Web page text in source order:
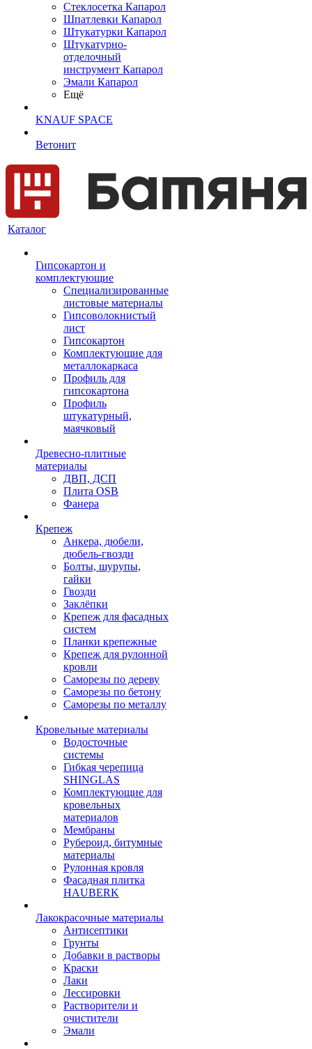
Cтеклосетка Капарол
Шпатлевки Капарол
Штукатурки Капарол
Штукатурно-
отделочный
инструмент Капарол
Эмали Капарол
Ещё
KNAUF SPACE
Ветонит
Каталог
Гипсокартон и
комплектующие
Специализированные
листовые материалы
Гипсоволокнистый
лист
Гипсокартон
Комплектующие для
металлокаркаса
Профиль для
гипсокартона
Профиль
штукатурный,
маячковый
Древесно-плитные
материалы
ДВП, ДСП
Плита OSB
Фанера
Крепеж
Анкера, дюбели,
дюбель-гвозди
Болты, шурупы,
гайки
Гвозди
Заклёпки
Крепеж для фасадных
систем
Планки крепежные
Крепеж для рулонной
кровли
Саморезы по дереву
Саморезы по бетону
Саморезы по металлу
Кровельные материалы
Водосточные
системы
Гибкая черепица
SHINGLAS
Комплектующие для
кровельных
материалов
Мембраны
Рубероид, битумные
материалы
Рулонная кровля
Фасадная плитка
HAUBERK
Лакокрасочные материалы
Антисептики
Грунты
Добавки в растворы
Краски
Лаки
Лессировки
Растворители и
очистители
Эмали